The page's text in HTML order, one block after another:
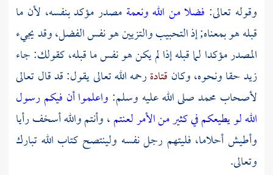
وقوله تعالى: فضلا من الله ونعمةمصدر مؤكد بنفسه، لأن ما
قبله هو بمعناه; إذ التحبيب والتزيين هو نفس الفضل، وقد يجيء
المصدر مؤكدا لما قبله إذا لم يكن هو نفس ما قبله، كقولك: جاء
زيد حقا ونحوه، وكان قتادةرحمه الله تعالى يقول: قد قال تعالى
لأصحاب محمدصلى الله عليه وسلم: واعلموا أن فيكم رسول
الله لو يطيعكم في كثير من الأمر لعنتم، وأنتم والله أسخف رأيا
وأطيش أحلاما، فليتهم رجل نفسه ولينتصح كتاب الله تبارك
وتعالى.